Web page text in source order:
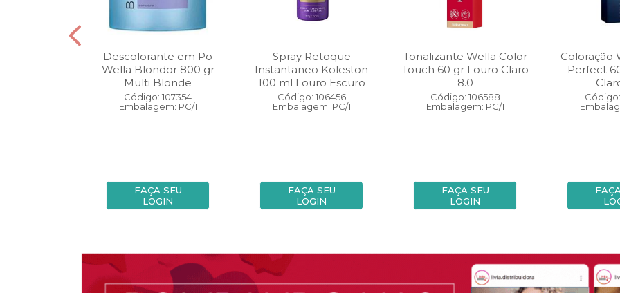
Descolorante em Po
Wella Blondor 800 gr
Multi Blonde
Código: 107354
Embalagem: PC/1
FAÇA SEU
LOGIN
Spray Retoque
Instantaneo Koleston
100 ml Louro Escuro
Código: 106456
Embalagem: PC/1
FAÇA SEU
LOGIN
Tonalizante Wella Color
Touch 60 gr Louro Claro
8.0
Código: 106588
Embalagem: PC/1
FAÇA SEU
LOGIN
Coloração
Perfect